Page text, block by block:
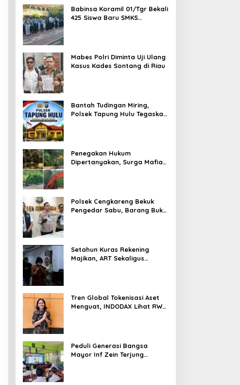
Babinsa Koramil 01/Tgr Bekali
425 Siswa Baru SMKS
Mabes Polri Diminta Uji Ulang
Kasus Kades Sontang di Riau
Bantah Tudingan Miring,
Polsek Tapung Hulu Tegaskan
Penegakan Hukum
Dipertanyakan, Surga Mafia
Rusak
Polsek Cengkareng Bekuk
Pengedar Sabu, Barang Bukti
Setahun Kuras Rekening
Majikan, ART Sekaligus
Tren Global Tokenisasi Aset
Menguat, INDODAX Lihat RWA
Peduli Generasi Bangsa
Mayor Inf Zein Terjung